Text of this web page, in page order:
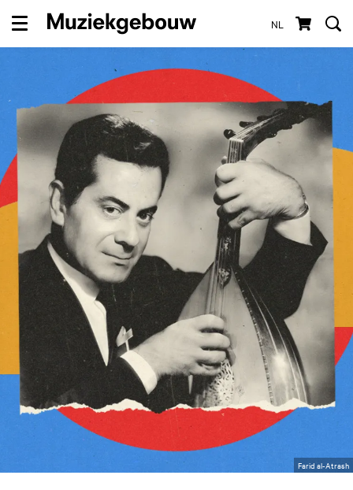
NL
Menu
Farid al-Atrash